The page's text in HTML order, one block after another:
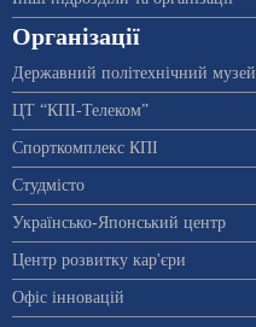
Організації
Державний політехнічний музей
ЦТ “КПІ-Телеком”
Спорткомплекс КПІ
Студмісто
Українсько-Японський центр
Центр розвитку кар'єри
Офіс інновацій